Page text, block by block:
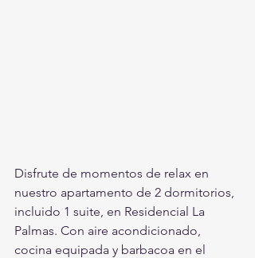
Disfrute de momentos de relax en
nuestro apartamento de 2 dormitorios,
incluido 1 suite, en Residencial La
Palmas. Con aire acondicionado,
cocina equipada y barbacoa en el